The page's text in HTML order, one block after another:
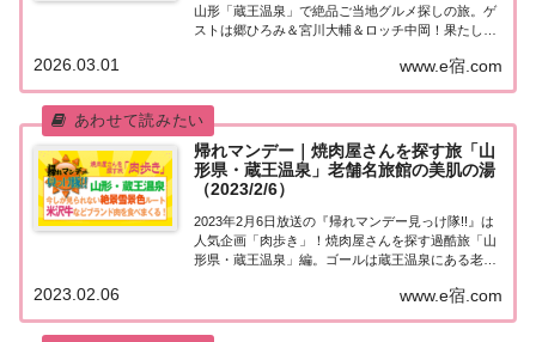
山形「蔵王温泉」で絶品ご当地グルメ探しの旅。ゲ
ストは郷ひろみ＆宮川大輔＆ロッチ中岡！果たして
ことのある“雪見温泉宿”を目指します！紹介された
情報をまとめました！山形・蔵王温泉で...
www.e宿.com
2026.03.01
帰れマンデー｜焼肉屋さんを探す旅「山
形県・蔵王温泉」老舗名旅館の美肌の湯
（2023/2/6）
2023年2月6日放送の『帰れマンデー見っけ隊!!』は
人気企画「肉歩き」！焼肉屋さんを探す過酷旅「山
形県・蔵王温泉」編。ゴールは蔵王温泉にある老舗
人・糸井嘉男＆錦鯉＆大人気ジャニーズJr．美 少年
の岩﨑大昇！紹介された情報をまとめました...
www.e宿.com
2023.02.06